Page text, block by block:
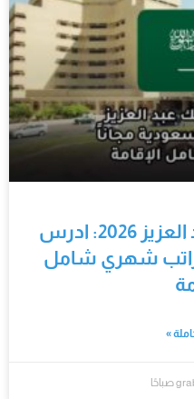
منحة جامعة الملك عبد العزيز 2026: ادرس
شهري شامل
»